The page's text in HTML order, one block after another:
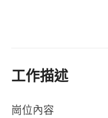
工作描述
崗位內容